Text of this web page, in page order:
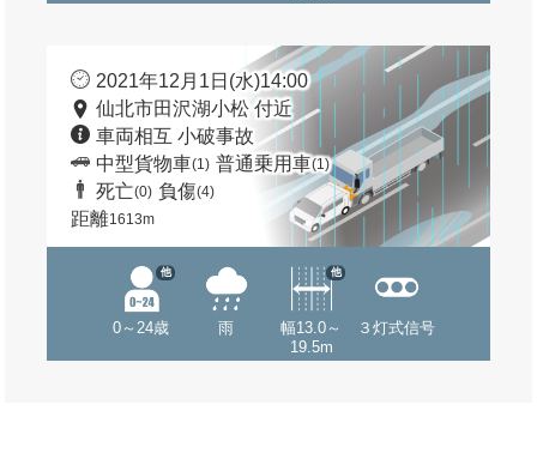
2021年12月1日(水)14:00
仙北市田沢湖小松 付近
車両相互 小破事故
中型貨物車(1) 普通乗用車(1)
死亡(0) 負傷(4)
距離1613m
0～24歳
他
雨
幅13.0～
19.5m
他
３灯式信号